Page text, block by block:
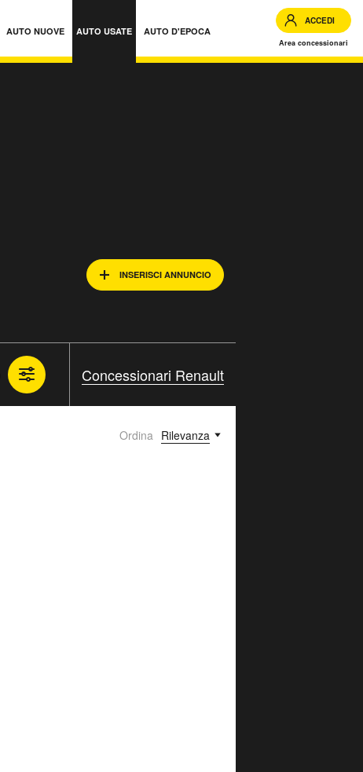
AUTO NUOVE AUTO USATE AUTO D'EPOCA
ACCEDI
Area concessionari
INSERISCI ANNUNCIO
Concessionari Renault
Ordina Rilevanza